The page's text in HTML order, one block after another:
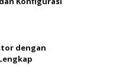
dengan